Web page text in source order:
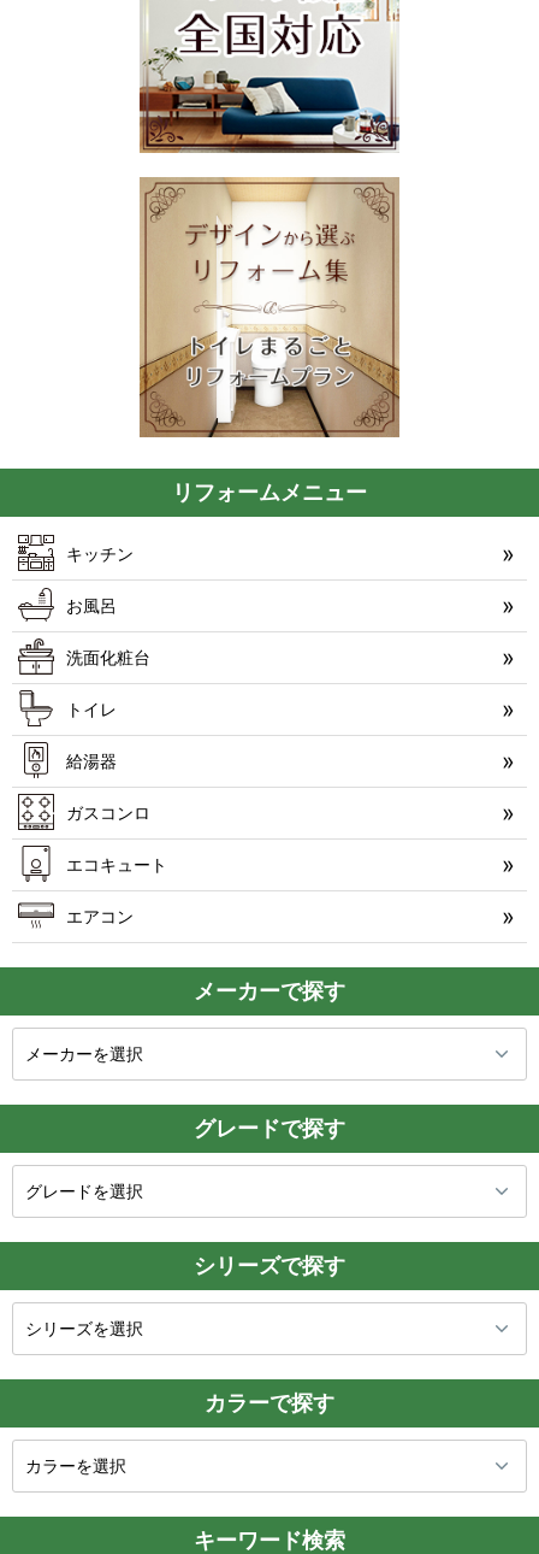
リフォームメニュー
キッチン
お風呂
洗面化粧台
トイレ
給湯器
ガスコンロ
エコキュート
エアコン
メーカーで探す
グレードで探す
シリーズで探す
カラーで探す
キーワード検索